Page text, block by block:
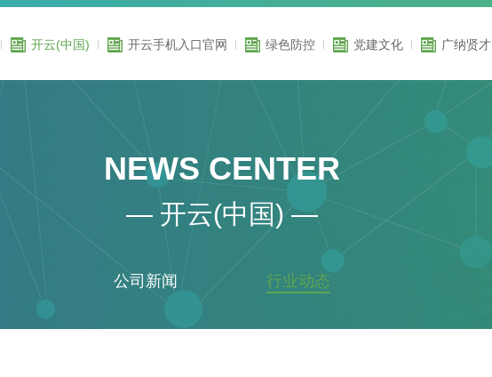
开云(中国) 开云手机入口官网 绿色防控 党建文化 广纳贤才
NEWS CENTER
— 开云(中国) —
公司新闻 行业动态